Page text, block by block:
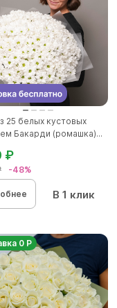
25 белых кустовых
Бакарди (ромашка)...
-48%
₽
В 1 клик
0 Р